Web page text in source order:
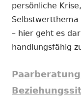
persönliche
– hier geht es
handlungsfähig